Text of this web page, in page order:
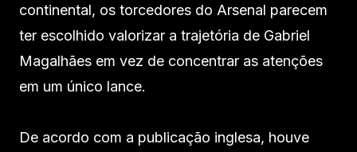
continental, os torcedores do Arsenal parecem
ter escolhido valorizar a trajetória de Gabriel
Magalhães em vez de concentrar as atenções
em um único lance.
De acordo com a publicação inglesa, houve